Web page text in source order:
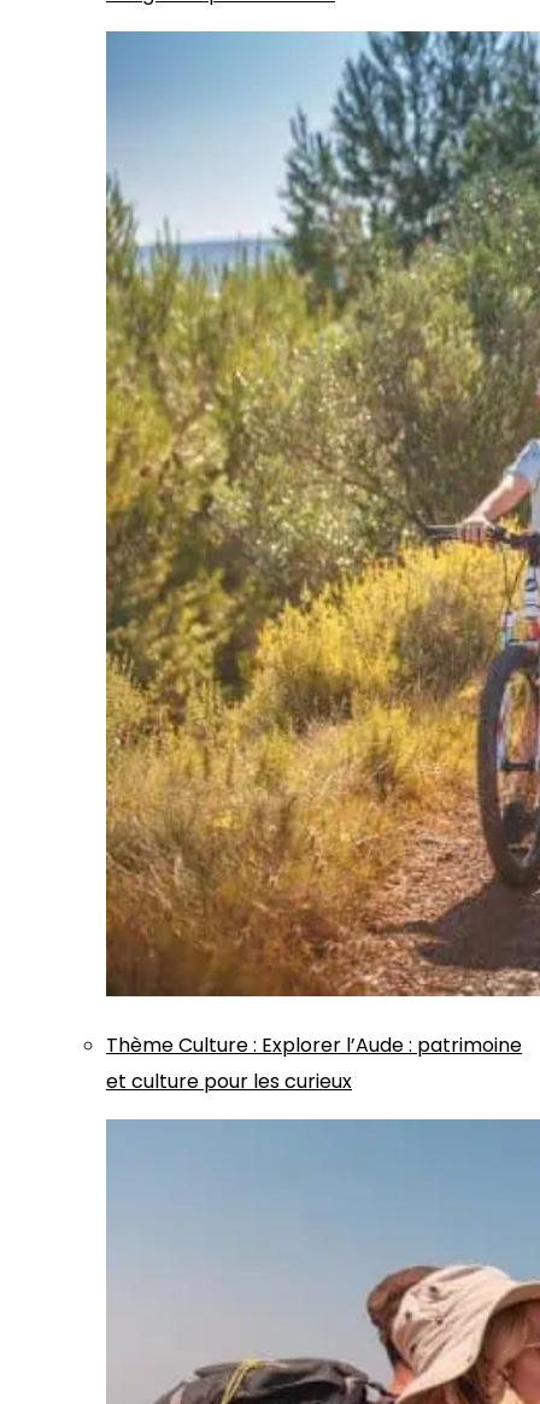
ThèmeCulture: Explorer l’Aude : patrimoine
et culture pour les curieux